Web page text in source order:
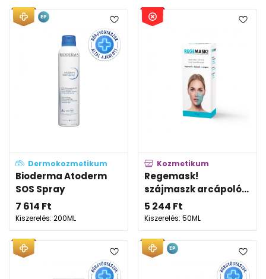
Dermokozmetikum
Bioderma Atoderm
SOS Spray
7 614 Ft
Kiszerelés: 200ML
EP
Kozmetikum
Regemask!
szájmaszk arcápoló...
5 244 Ft
Kiszerelés: 50ML
EP